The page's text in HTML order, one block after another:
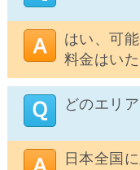
はい、可
料金はい
どのエリ
日本全国